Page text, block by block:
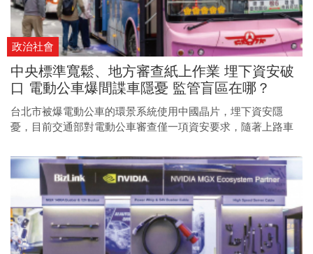
政治社會
中央標準寬鬆、地方審查紙上作業 埋下資安破
口 電動公車爆間諜車隱憂 監管盲區在哪？
台北市被爆電動公車的環景系統使用中國晶片，埋下資安隱
憂，目前交通部對電動公車審查僅一項資安要求，隨著上路車